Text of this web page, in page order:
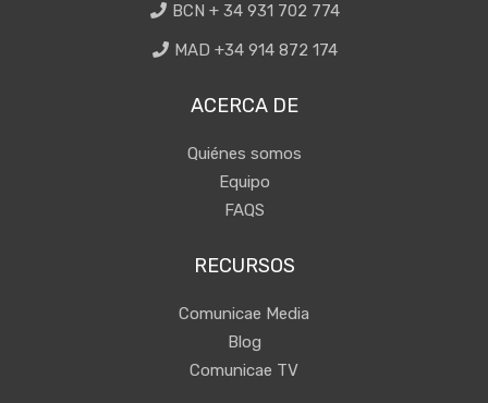
BCN + 34 931 702 774
MAD +34 914 872 174
ACERCA DE
Quiénes somos
Equipo
FAQS
RECURSOS
Comunicae Media
Blog
Comunicae TV